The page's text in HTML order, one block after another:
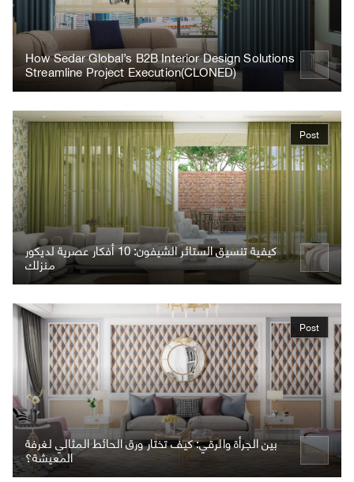
How Sedar Global’s B2B Interior Design Solutions
Streamline Project Execution(CLONED)
Post
كيفية تنسيق الستائر الشيفون: 10 أفكار عصرية لديكور
منزلك
Post
بين الجرأة والرقي: كيف تختار ورق الحائط المثالي لغرفة
المعيشة؟